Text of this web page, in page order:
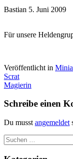
Bastian 5. Juni 2009
Für unsere
Veröffentlicht in
Artikel-
Navigation
Scrat
Magierin
Schreibe einen
Du musst angemeldet
Suchen
nach: